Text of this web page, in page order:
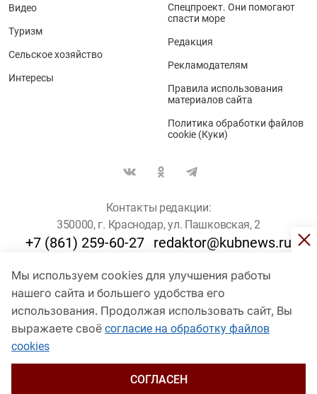
Мы используем cookies для улучшения работы
нашего сайта и большего удобства его
использования. Продолжая использовать сайт, Вы
выражаете своё согласие на обработку файлов
cookies
СОГЛАСЕН
Видео
Туризм
Сельское хозяйство
Интересы
Спецпроект. Они помогают
спасти море
Редакция
Рекламодателям
Правила использования
материалов сайта
Политика обработки файлов
cookie (Куки)
Контакты редакции:
350000, г. Краснодар, ул. Пашковская, 2
+7 (861) 259-60-27 redaktor@kubnews.ru
Для пользователей старше 16 лет
© Кубанские Новости, 2017
Сетевое издание «kubnews» зарегистрировано Федеральной
службой по надзору в сфере связи, информационных технологий
и массовых коммуникаций (Роскомнадзор). Регистрационный
Пашковская, 2). Главный редактор – Филиппов О. Ю.